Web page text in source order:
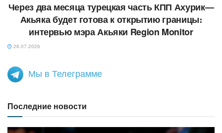
Через два месяца турецкая часть КПП Ахурик—
Акьяка будет готова к открытию границы։
интервью мэра Акьяки Region Monitor
28.07.2026
Мы в Телеграмме
Последние новости